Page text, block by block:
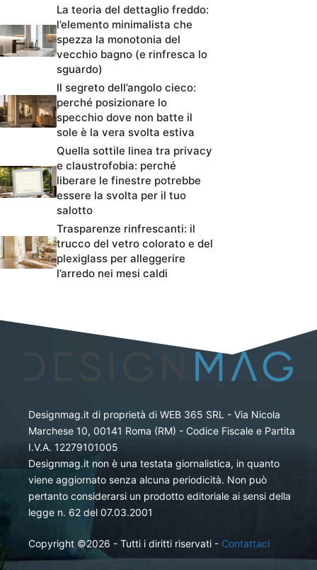
La teoria del dettaglio freddo:
l’elemento minimalista che
spezza la monotonia del
vecchio bagno (e rinfresca lo
sguardo)
Il segreto dell’angolo cieco:
perché posizionare lo
specchio dove non batte il
sole è la vera svolta estiva
Quella sottile linea tra privacy
e claustrofobia: perché
liberare le finestre potrebbe
essere la svolta per il tuo
salotto
Trasparenze rinfrescanti: il
trucco del vetro colorato e del
plexiglass per alleggerire
l’arredo nei mesi caldi
Designmag.it di proprietà di WEB 365 SRL - Via Nicola
Marchese 10, 00141 Roma (RM) - Codice Fiscale e Partita
I.V.A. 12279101005
Designmag.it non è una testata giornalistica, in quanto
viene aggiornato senza alcuna periodicità. Non può
pertanto considerarsi un prodotto editoriale ai sensi della
legge n. 62 del 07.03.2001
Copyright ©2026 - Tutti i diritti riservati - Contattaci